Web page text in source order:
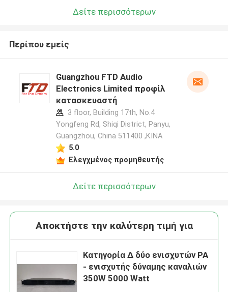
Δείτε περισσότερων
Περίπου εμείς
Guangzhou FTD Audio
Electronics Limited προφίλ
κατασκευαστή
3 floor, Building 17th, No.4
Yongfeng Rd, Shiqi District, Panyu,
Guangzhou, China 511400 ,ΚΙΝΑ
5.0
Ελεγχμένος προμηθευτής
Δείτε περισσότερων
Αποκτήστε την καλύτερη τιμή για
Κατηγορία Δ δύο ενισχυτών PA
- ενισχυτής δύναμης καναλιών
350W 5000 Watt